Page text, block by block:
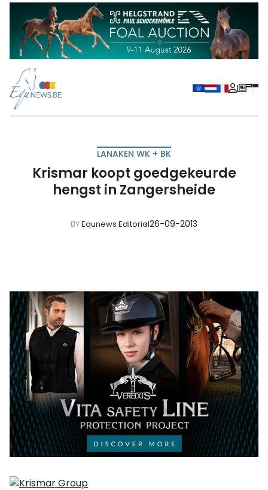
LANAKEN WK + BK
Krismar koopt goedgekeurde
hengst in Zangersheide
BYEqunews Editorial26-09-2013